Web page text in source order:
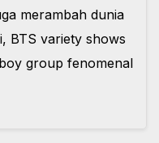
merambah dunia
BTS variety shows
group fenomenal